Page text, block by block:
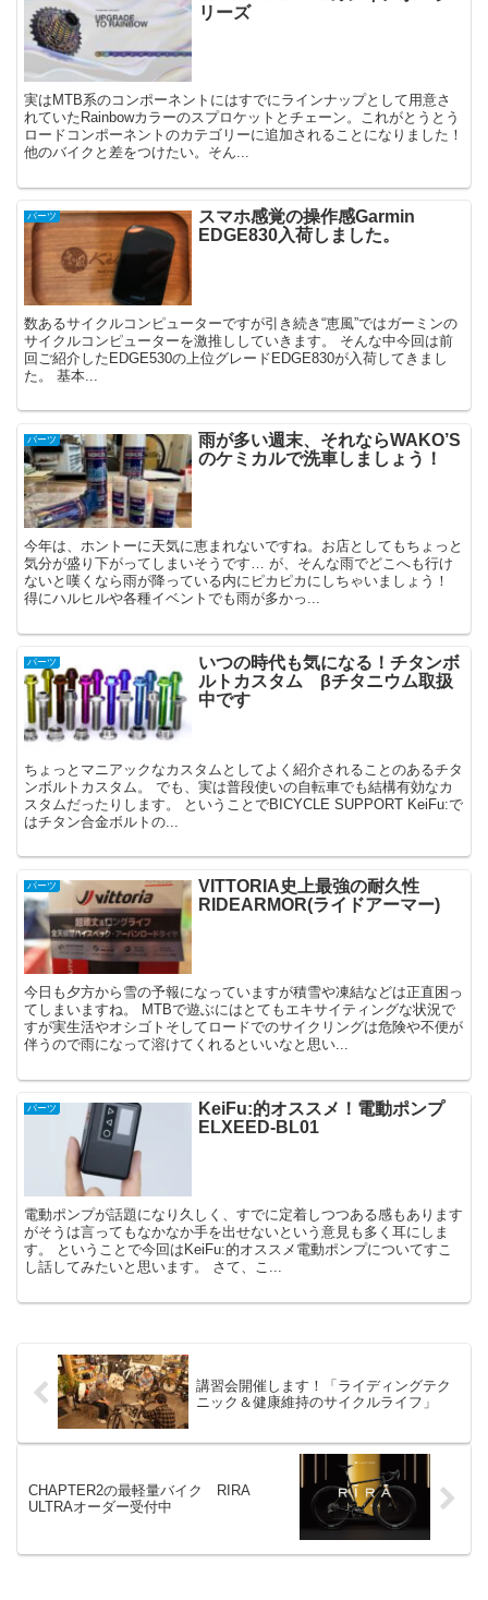
リーズ
実はMTB系のコンポーネントにはすでにラインナップとして用意さ
れていたRainbowカラーのスプロケットとチェーン。これがとうとう
ロードコンポーネントのカテゴリーに追加されることになりました！
他のバイクと差をつけたい。そん...
パーツ
スマホ感覚の操作感Garmin
EDGE830入荷しました。
数あるサイクルコンピューターですが引き続き“恵風”ではガーミンの
サイクルコンピューターを激推ししていきます。 そんな中今回は前
回ご紹介したEDGE530の上位グレードEDGE830が入荷してきまし
た。 基本...
パーツ
雨が多い週末、それならWAKO’S
のケミカルで洗車しましょう！
今年は、ホントーに天気に恵まれないですね。お店としてもちょっと
気分が盛り下がってしまいそうです… が、そんな雨でどこへも行け
ないと嘆くなら雨が降っている内にピカピカにしちゃいましょう！
得にハルヒルや各種イベントでも雨が多かっ...
パーツ
いつの時代も気になる！チタンボ
ルトカスタム βチタニウム取扱
中です
ちょっとマニアックなカスタムとしてよく紹介されることのあるチタ
ンボルトカスタム。 でも、実は普段使いの自転車でも結構有効なカ
スタムだったりします。 ということでBICYCLE SUPPORT KeiFu:で
はチタン合金ボルトの...
パーツ
VITTORIA史上最強の耐久性
RIDEARMOR(ライドアーマー)
今日も夕方から雪の予報になっていますが積雪や凍結などは正直困っ
てしまいますね。 MTBで遊ぶにはとてもエキサイティングな状況で
すが実生活やオシゴトそしてロードでのサイクリングは危険や不便が
伴うので雨になって溶けてくれるといいなと思い...
パーツ
KeiFu:的オススメ！電動ポンプ
ELXEED-BL01
電動ポンプが話題になり久しく、すでに定着しつつある感もあります
がそうは言ってもなかなか手を出せないという意見も多く耳にしま
す。 ということで今回はKeiFu:的オススメ電動ポンプについてすこ
し話してみたいと思います。 さて、こ...
講習会開催します！「ライディングテク
ニック＆健康維持のサイクルライフ」
CHAPTER2の最軽量バイク RIRA
ULTRAオーダー受付中